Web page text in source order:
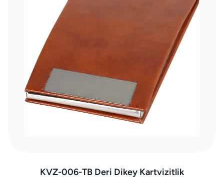
KVZ-006-TB Deri Dikey Kartvizitlik